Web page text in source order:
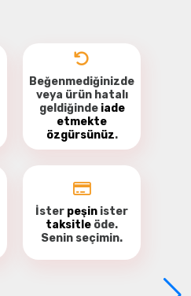
Beğenmediğinizde
veya ürün hatalı
geldiğinde iade
etmekte
özgürsünüz.
İster peşin ister
taksitle öde.
Senin seçimin.